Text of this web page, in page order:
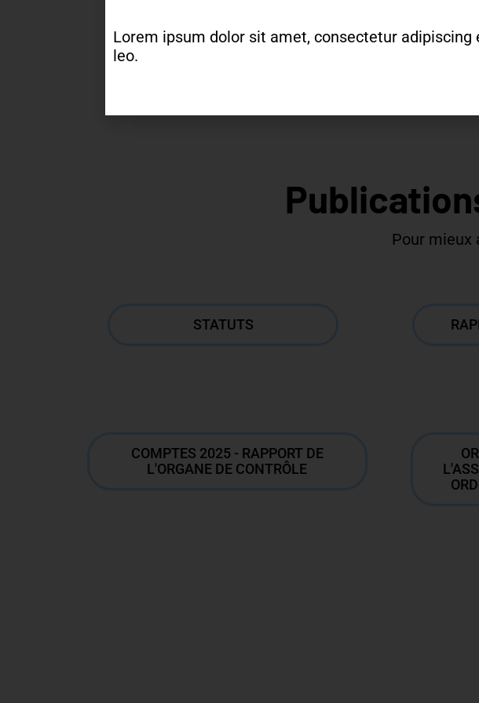
Pour mieux
STATUTS
COMPTES 2025 - RAPPORT DE
L'ORGANE DE CONTRÔLE
Lorem ipsum dolor sit amet, consectetur
leo.